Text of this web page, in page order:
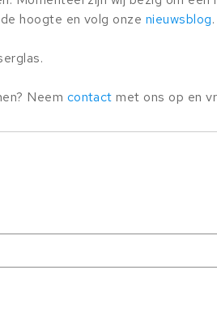
hoogte en volg onze nieuwsblog.
Neem contact met ons op en